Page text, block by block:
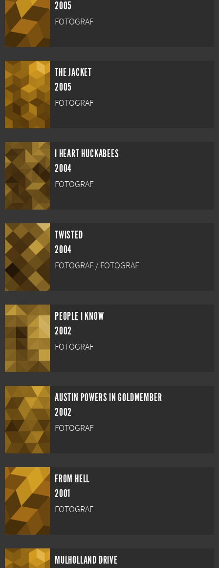
2005
FOTOGRAF
THE JACKET
2005
FOTOGRAF
I HEART HUCKABEES
2004
FOTOGRAF
TWISTED
2004
FOTOGRAF / FOTOGRAF
PEOPLE I KNOW
2002
FOTOGRAF
AUSTIN POWERS IN GOLDMEMBER
2002
FOTOGRAF
FROM HELL
2001
FOTOGRAF
MULHOLLAND DRIVE